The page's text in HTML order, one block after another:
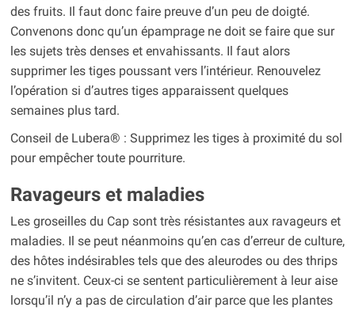
des fruits. Il faut donc faire preuve d’un peu de doigté.
Convenons donc qu’un épamprage ne doit se faire que sur
les sujets très denses et envahissants. Il faut alors
supprimer les tiges poussant vers l’intérieur. Renouvelez
l’opération si d’autres tiges apparaissent quelques
semaines plus tard.
Conseil de Lubera® : Supprimez les tiges à proximité du sol
pour empêcher toute pourriture.
Ravageurs et maladies
Les groseilles du Cap sont très résistantes aux ravageurs et
maladies. Il se peut néanmoins qu’en cas d’erreur de culture,
des hôtes indésirables tels que des aleurodes ou des thrips
ne s’invitent. Ceux-ci se sentent particulièrement à leur aise
lorsqu’il n’y a pas de circulation d’air parce que les plantes